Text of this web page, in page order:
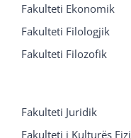
Fakulteti Ekonomik
Fakulteti Filologjik
Fakulteti Filozofik
Fakulteti Juridik
Fakulteti i Kulturës